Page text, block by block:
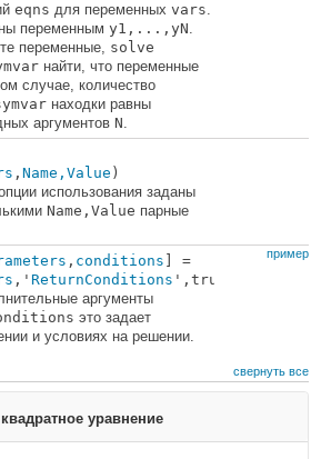
eqns для переменных vars.
переменным y1,...,yN.
переменные, solve
найти, что переменные
случае, количество
находки равны
аргументов N.
, Name,Value )
использования заданы
Name,Value парные
пример
, conditions ] =
,' ReturnConditions ',true)
аргументы
это задает
и условиях на решении.
свернуть все
уравнение